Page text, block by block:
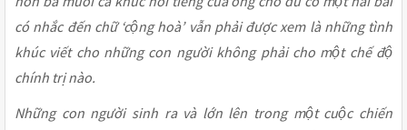
có nhắc đến chữ ‘cộng hoà’ vẫn phải được xem là những tình
khúc viết cho những con người không phải cho một chế độ
chính trị nào.
Những con người sinh ra và lớn lên trong một cuộc chiến